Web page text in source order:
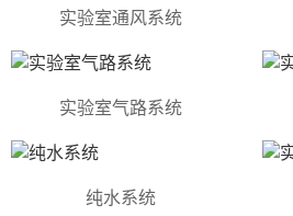
实验室通风系统
实验室气路系统
纯水系统